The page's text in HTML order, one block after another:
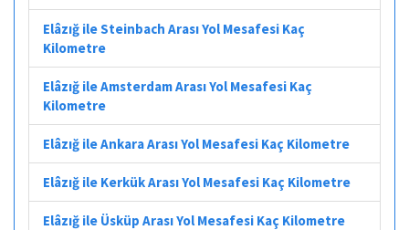
Elâzığ ile Steinbach Arası Yol Mesafesi Kaç
Kilometre
Elâzığ ile Amsterdam Arası Yol Mesafesi Kaç
Kilometre
Elâzığ ile Ankara Arası Yol Mesafesi Kaç Kilometre
Elâzığ ile Kerkük Arası Yol Mesafesi Kaç Kilometre
Elâzığ ile Üsküp Arası Yol Mesafesi Kaç Kilometre